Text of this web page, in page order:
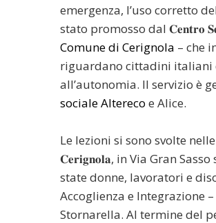
emergenza, l’uso corretto
stato promosso dal 𝐂𝐞𝐧𝐭𝐫𝐨
Comune di Cerignola – che
riguardano cittadini italiani
all’autonomia. Il servizio è
sociale Altereco e Alice.
Le lezioni si sono svolte nelle
𝐂𝐞𝐫𝐢𝐠𝐧𝐨𝐥𝐚, in Via Gran
state donne, lavoratori e
Accoglienza e Integrazione
Stornarella. Al termine del